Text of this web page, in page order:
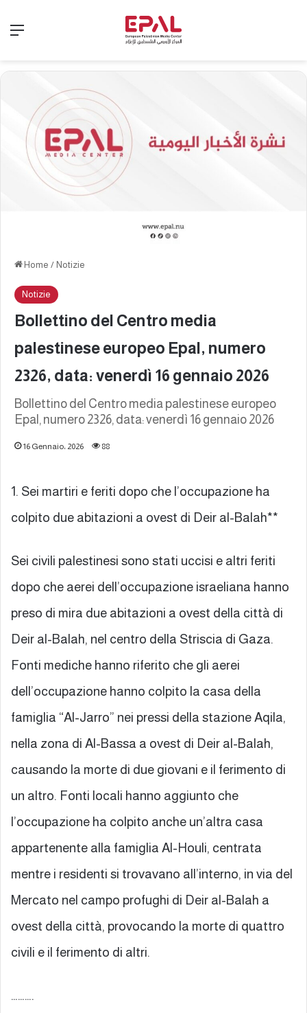
Home / Notizie
Notizie
Bollettino del Centro media
palestinese europeo Epal, numero
2326, data: venerdì 16 gennaio 2026
Bollettino del Centro media palestinese europeo
Epal, numero 2326, data: venerdì 16 gennaio 2026
16 Gennaio، 2026 88
1. Sei martiri e feriti dopo che l’occupazione ha
colpito due abitazioni a ovest di Deir al-Balah**
Sei civili palestinesi sono stati uccisi e altri feriti
dopo che aerei dell’occupazione israeliana hanno
preso di mira due abitazioni a ovest della città di
Deir al-Balah, nel centro della Striscia di Gaza.
Fonti mediche hanno riferito che gli aerei
dell’occupazione hanno colpito la casa della
famiglia “Al-Jarro” nei pressi della stazione Aqila,
nella zona di Al-Bassa a ovest di Deir al-Balah,
causando la morte di due giovani e il ferimento di
un altro. Fonti locali hanno aggiunto che
l’occupazione ha colpito anche un’altra casa
appartenente alla famiglia Al-Houli, centrata
mentre i residenti si trovavano all’interno, in via del
Mercato nel campo profughi di Deir al-Balah a
ovest della città, provocando la morte di quattro
civili e il ferimento di altri.
……….